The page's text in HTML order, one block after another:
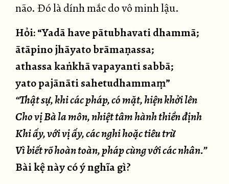
não. Đó là dính mắc do vô minh lậu.
Hỏi: “Yadā have pātubhavati dhammā;
ātāpino jhāyato brāmaṇassa;
athassa kaṅkhā vapayanti sabbā;
yato pajānāti sahetudhammaṃ”
“Thật sự, khi các pháp, có mặt, hiện khởi lên
Cho vị Bà la môn, nhiệt tâm hành thiền định
Khi ấy, với vị ấy, các nghi hoặc tiêu trừ
Vì biết rõ hoàn toàn, pháp cùng với các nhân.”
Bài kệ này có ý nghĩa gì?